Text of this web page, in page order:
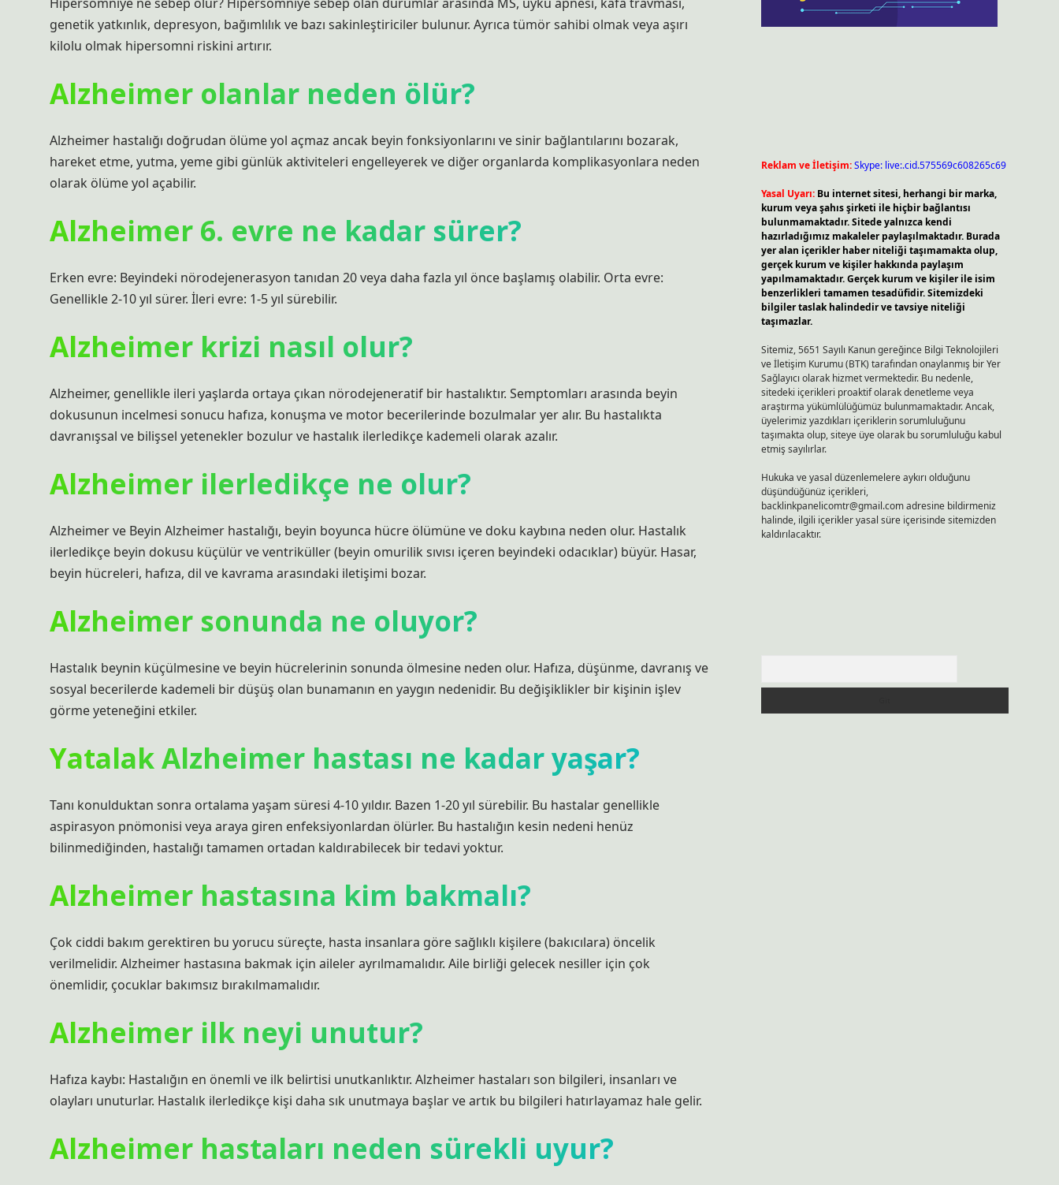
genetik yatkınlık, depresyon, bağımlılık ve bazı sakinleştiriciler bulunur. Ayrıca tümör sahibi olmak veya aşırı
kilolu olmak hipersomni riskini artırır.
Alzheimer olanlar neden ölür?
Alzheimer hastalığı doğrudan ölüme yol açmaz ancak beyin fonksiyonlarını ve sinir bağlantılarını bozarak,
hareket etme, yutma, yeme gibi günlük aktiviteleri engelleyerek ve diğer organlarda komplikasyonlara neden
olarak ölüme yol açabilir.
Alzheimer 6. evre ne kadar sürer?
Erken evre: Beyindeki nörodejenerasyon tanıdan 20 veya daha fazla yıl önce başlamış olabilir. Orta evre:
Genellikle 2-10 yıl sürer. İleri evre: 1-5 yıl sürebilir.
Alzheimer krizi nasıl olur?
Alzheimer, genellikle ileri yaşlarda ortaya çıkan nörodejeneratif bir hastalıktır. Semptomları arasında beyin
dokusunun incelmesi sonucu hafıza, konuşma ve motor becerilerinde bozulmalar yer alır. Bu hastalıkta
davranışsal ve bilişsel yetenekler bozulur ve hastalık ilerledikçe kademeli olarak azalır.
Alzheimer ilerledikçe ne olur?
Alzheimer ve Beyin Alzheimer hastalığı, beyin boyunca hücre ölümüne ve doku kaybına neden olur. Hastalık
ilerledikçe beyin dokusu küçülür ve ventriküller (beyin omurilik sıvısı içeren beyindeki odacıklar) büyür. Hasar,
beyin hücreleri, hafıza, dil ve kavrama arasındaki iletişimi bozar.
Alzheimer sonunda ne oluyor?
Hastalık beynin küçülmesine ve beyin hücrelerinin sonunda ölmesine neden olur. Hafıza, düşünme, davranış ve
sosyal becerilerde kademeli bir düşüş olan bunamanın en yaygın nedenidir. Bu değişiklikler bir kişinin işlev
görme yeteneğini etkiler.
Yatalak Alzheimer hastası ne kadar yaşar?
Tanı konulduktan sonra ortalama yaşam süresi 4-10 yıldır. Bazen 1-20 yıl sürebilir. Bu hastalar genellikle
aspirasyon pnömonisi veya araya giren enfeksiyonlardan ölürler. Bu hastalığın kesin nedeni henüz
bilinmediğinden, hastalığı tamamen ortadan kaldırabilecek bir tedavi yoktur.
Alzheimer hastasına kim bakmalı?
Çok ciddi bakım gerektiren bu yorucu süreçte, hasta insanlara göre sağlıklı kişilere (bakıcılara) öncelik
verilmelidir. Alzheimer hastasına bakmak için aileler ayrılmamalıdır. Aile birliği gelecek nesiller için çok
önemlidir, çocuklar bakımsız bırakılmamalıdır.
Alzheimer ilk neyi unutur?
Hafıza kaybı: Hastalığın en önemli ve ilk belirtisi unutkanlıktır. Alzheimer hastaları son bilgileri, insanları ve
olayları unuturlar. Hastalık ilerledikçe kişi daha sık unutmaya başlar ve artık bu bilgileri hatırlayamaz hale gelir.
Alzheimer hastaları neden sürekli uyur?
Reklam ve İletişim:Skype: live:.cid.575569c608265c69
Yasal Uyarı: Bu internet sitesi, herhangi bir marka,
kurum veya şahıs şirketi ile hiçbir bağlantısı
bulunmamaktadır. Sitede yalnızca kendi
hazırladığımız makaleler paylaşılmaktadır. Burada
yer alan içerikler haber niteliği taşımamakta olup,
gerçek kurum ve kişiler hakkında paylaşım
yapılmamaktadır. Gerçek kurum ve kişiler ile isim
benzerlikleri tamamen tesadüfidir. Sitemizdeki
bilgiler taslak halindedir ve tavsiye niteliği
taşımazlar.
Sitemiz, 5651 Sayılı Kanun gereğince Bilgi Teknolojileri
ve İletişim Kurumu (BTK) tarafından onaylanmış bir Yer
Sağlayıcı olarak hizmet vermektedir. Bu nedenle,
sitedeki içerikleri proaktif olarak denetleme veya
araştırma yükümlülüğümüz bulunmamaktadır. Ancak,
üyelerimiz yazdıkları içeriklerin sorumluluğunu
taşımakta olup, siteye üye olarak bu sorumluluğu kabul
etmiş sayılırlar.
Hukuka ve yasal düzenlemelere aykırı olduğunu
düşündüğünüz içerikleri,
backlinkpanelicomtr@gmail.comadresine bildirmeniz
halinde, ilgili içerikler yasal süre içerisinde sitemizden
kaldırılacaktır.